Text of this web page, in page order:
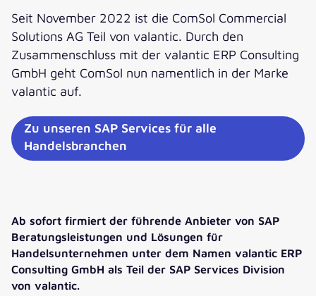
Seit November 2022 ist die ComSol Commercial
Solutions AG Teil von valantic. Durch den
Zusammenschluss mit der valantic ERP Consulting
GmbH geht ComSol nun namentlich in der Marke
valantic auf.
Zu unseren SAP Services für alle
Handelsbranchen
Ab sofort firmiert der führende Anbieter von SAP
Beratungsleistungen und Lösungen für
Handelsunternehmen unter dem Namen valantic ERP
Consulting GmbH als Teil der SAP Services Division
von valantic.